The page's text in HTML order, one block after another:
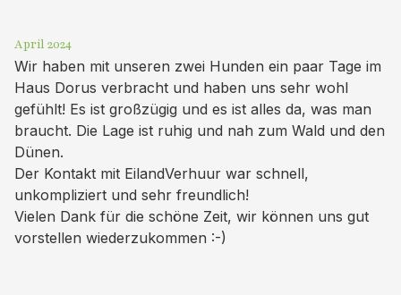
April 2024
Wir haben mit unseren zwei Hunden ein paar Tage im
Haus Dorus verbracht und haben uns sehr wohl
gefühlt! Es ist großzügig und es ist alles da, was man
braucht. Die Lage ist ruhig und nah zum Wald und den
Dünen.
Der Kontakt mit EilandVerhuur war schnell,
unkompliziert und sehr freundlich!
Vielen Dank für die schöne Zeit, wir können uns gut
vorstellen wiederzukommen :-)